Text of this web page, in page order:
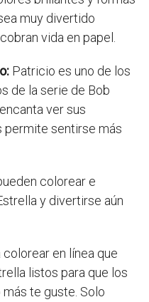
muy divertido
vida en papel.
Patricio es uno de los
de la serie de Bob
ver sus
permite sentirse más
colorear e
y divertirse aún
en línea que
listos para que los
te guste. Solo